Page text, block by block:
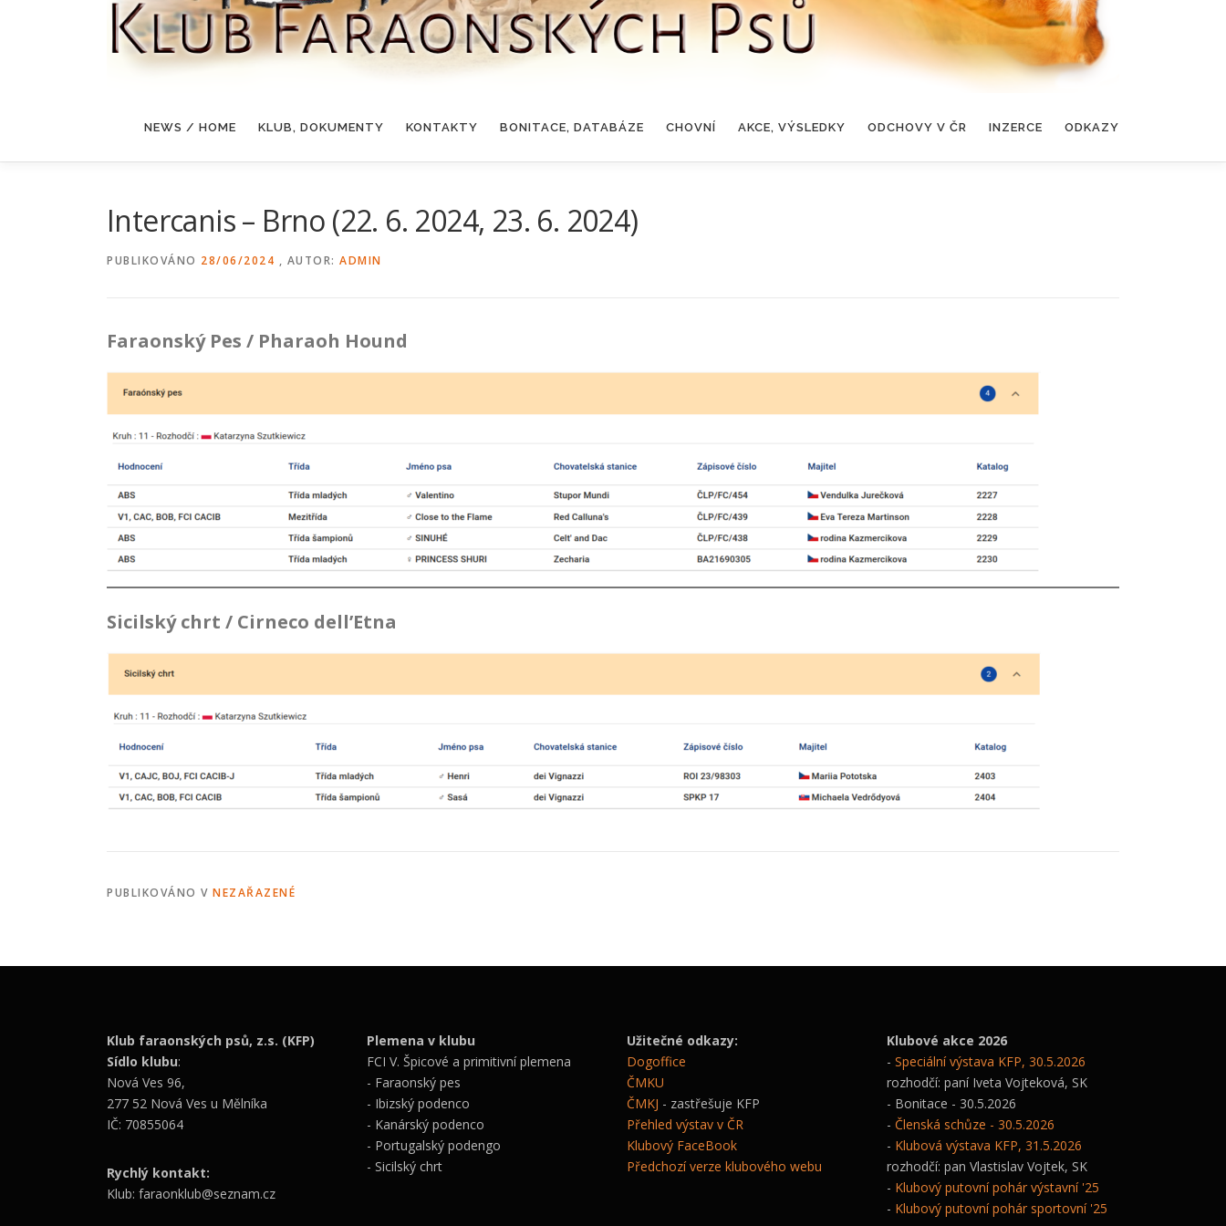
NEWS / HOME KLUB, DOKUMENTY KONTAKTY BONITACE, DATABÁZE CHOVNÍ AKCE, VÝSLEDKY ODCHOVY V ČR INZERCE ODKAZY
Intercanis – Brno (22. 6. 2024, 23. 6. 2024)
PUBLIKOVÁNO 28/06/2024 , AUTOR: ADMIN
Faraonský Pes / Pharaoh Hound
Sicilský chrt / Cirneco dell’Etna
PUBLIKOVÁNO V NEZAŘAZENÉ
Klub faraonských psů, z.s. (KFP)
Sídlo klubu:
Nová Ves 96,
277 52 Nová Ves u Mělníka
IČ: 70855064
Rychlý kontakt:
Klub: faraonklub@seznam.cz
Plemena v klubu
FCI V. Špicové a primitivní plemena
- Faraonský pes
- Ibizský podenco
- Kanárský podenco
- Portugalský podengo
- Sicilský chrt
Užitečné odkazy:
Dogoffice
ČMKU
ČMKJ - zastřešuje KFP
Přehled výstav v ČR
Klubový FaceBook
Předchozí verze klubového webu
Klubové akce 2026
- Speciální výstava KFP, 30.5.2026
rozhodčí: paní Iveta Vojteková, SK
- Bonitace - 30.5.2026
- Členská schůze - 30.5.2026
- Klubová výstava KFP, 31.5.2026
rozhodčí: pan Vlastislav Vojtek, SK
- Klubový putovní pohár výstavní '25
- Klubový putovní pohár sportovní '25